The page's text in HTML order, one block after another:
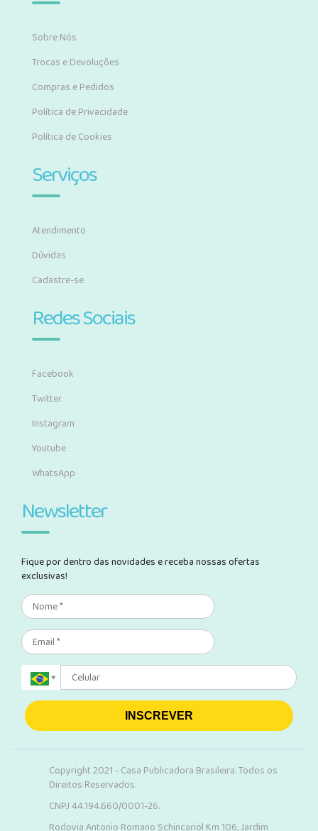
Sobre Nós
Trocas e Devoluções
Compras e Pedidos
Política de Privacidade
Política de Cookies
Serviços
Atendimento
Dúvidas
Cadastre-se
Redes Sociais
Facebook
Twitter
Instagram
Youtube
WhatsApp
Newsletter
Fique por dentro das novidades e receba nossas ofertas
exclusivas!
INSCREVER
Copyright 2021 - Casa Publicadora Brasileira. Todos os
Direitos Reservados.
CNPJ 44.194.660/0001-26.
Rodovia Antonio Romano Schincariol Km 106, Jardim